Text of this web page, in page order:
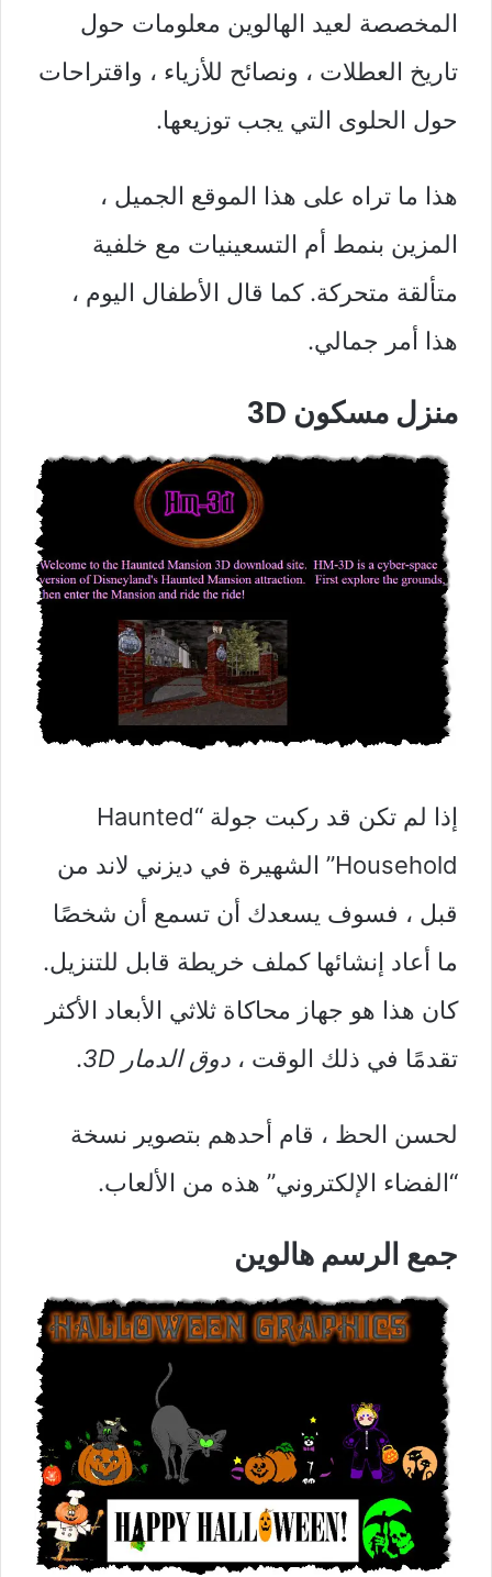
المخصصة لعيد الهالوين معلومات حول
تاريخ العطلات ، ونصائح للأزياء ، واقتراحات
حول الحلوى التي يجب توزيعها.
هذا ما تراه على هذا الموقع الجميل ،
المزين بنمط أم التسعينيات مع خلفية
متألقة متحركة. كما قال الأطفال اليوم ،
هذا أمر جمالي.
منزل مسكون 3D
إذا لم تكن قد ركبت جولة “Haunted
Household” الشهيرة في ديزني لاند من
قبل ، فسوف يسعدك أن تسمع أن شخصًا
ما أعاد إنشائها كملف خريطة قابل للتنزيل.
كان هذا هو جهاز محاكاة ثلاثي الأبعاد الأكثر
تقدمًا في ذلك الوقت ، دوق الدمار 3D .
لحسن الحظ ، قام أحدهم بتصوير نسخة
“الفضاء الإلكتروني” هذه من الألعاب.
جمع الرسم هالوين